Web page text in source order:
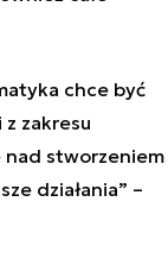
chce być
zakresu
nad stworzeniem
działania” –